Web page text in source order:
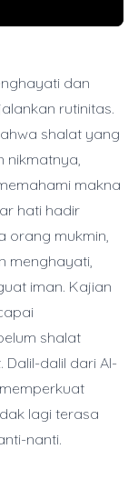
dan
rutinitas.
shalat yang
nikmatnya,
makna
hati hadir
orang mukmin,
menghayati,
iman. Kajian
shalat
dalil dari Al-
lagi terasa
nanti.